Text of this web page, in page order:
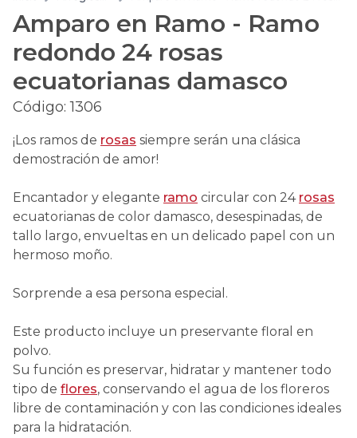
Amparo en Ramo - Ramo
redondo 24 rosas
ecuatorianas damasco
Código:1306
¡Los ramos de rosas siempre serán una clásica
demostración de amor!
Encantador y elegante ramo circular con 24 rosas
ecuatorianas de color damasco, desespinadas, de
tallo largo, envueltas en un delicado papel con un
hermoso moño.
Sorprende a esa persona especial.
Este producto incluye un preservante floral en
polvo.
Su función es preservar, hidratar y mantener todo
tipo de flores, conservando el agua de los floreros
libre de contaminación y con las condiciones ideales
para la hidratación.